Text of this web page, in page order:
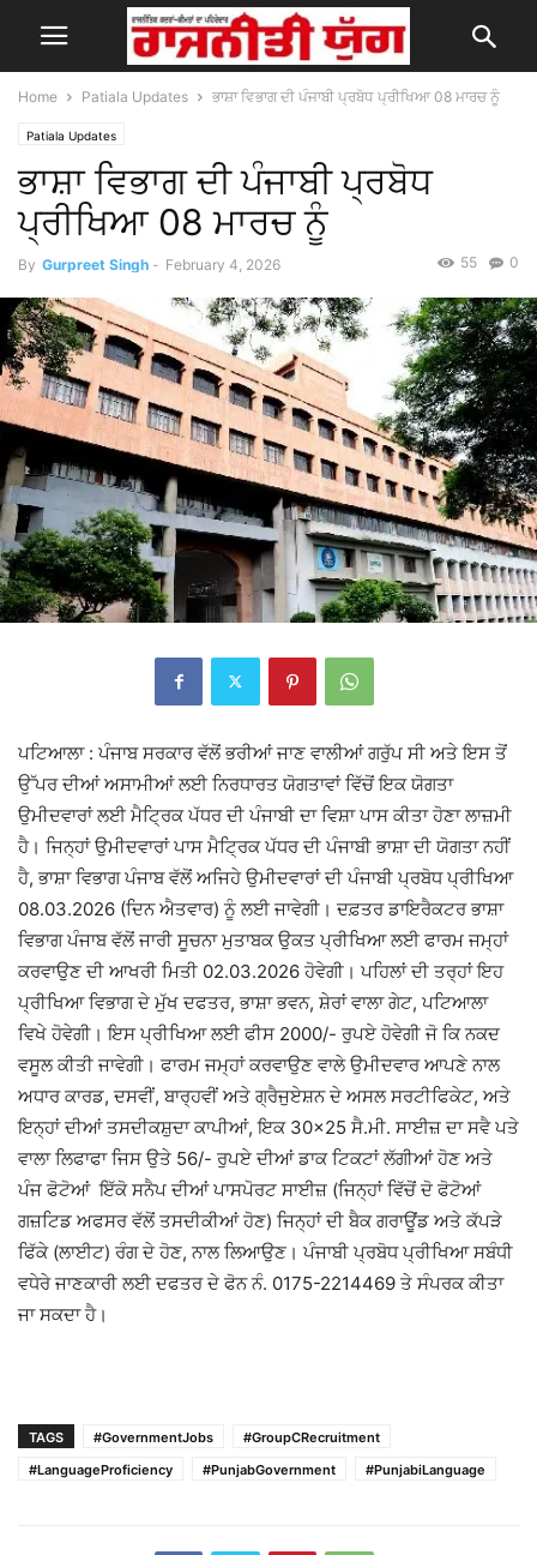
Home Patiala Updates ਭਾਸ਼ਾ ਵਿਭਾਗ ਦੀ ਪੰਜਾਬੀ ਪ੍ਰਬੋਧ ਪ੍ਰੀਖਿਆ 08 ਮਾਰਚ ਨੂੰ
Patiala Updates
ਭਾਸ਼ਾ ਵਿਭਾਗ ਦੀ ਪੰਜਾਬੀ ਪ੍ਰਬੋਧ
ਪ੍ਰੀਖਿਆ 08 ਮਾਰਚ ਨੂੰ
By Gurpreet Singh - February 4, 2026 0
55
ਪਟਿਆਲਾ : ਪੰਜਾਬ ਸਰਕਾਰ ਵੱਲੋਂ ਭਰੀਆਂ ਜਾਣ ਵਾਲੀਆਂ ਗਰੁੱਪ ਸੀ ਅਤੇ ਇਸ ਤੋਂ
ਉੱਪਰ ਦੀਆਂ ਅਸਾਮੀਆਂ ਲਈ ਨਿਰਧਾਰਤ ਯੋਗਤਾਵਾਂ ਵਿੱਚੋਂ ਇਕ ਯੋਗਤਾ
ਉਮੀਦਵਾਰਾਂ ਲਈ ਮੈਟ੍ਰਿਕ ਪੱਧਰ ਦੀ ਪੰਜਾਬੀ ਦਾ ਵਿਸ਼ਾ ਪਾਸ ਕੀਤਾ ਹੋਣਾ ਲਾਜ਼ਮੀ
ਹੈ। ਜਿਨ੍ਹਾਂ ਉਮੀਦਵਾਰਾਂ ਪਾਸ ਮੈਟ੍ਰਿਕ ਪੱਧਰ ਦੀ ਪੰਜਾਬੀ ਭਾਸ਼ਾ ਦੀ ਯੋਗਤਾ ਨਹੀਂ
ਹੈ, ਭਾਸ਼ਾ ਵਿਭਾਗ ਪੰਜਾਬ ਵੱਲੋਂ ਅਜਿਹੇ ਉਮੀਦਵਾਰਾਂ ਦੀ ਪੰਜਾਬੀ ਪ੍ਰਬੋਧ ਪ੍ਰੀਖਿਆ
08.03.2026 (ਦਿਨ ਐਤਵਾਰ) ਨੂੰ ਲਈ ਜਾਵੇਗੀ। ਦਫ਼ਤਰ ਡਾਇਰੈਕਟਰ ਭਾਸ਼ਾ
ਵਿਭਾਗ ਪੰਜਾਬ ਵੱਲੋਂ ਜਾਰੀ ਸੂਚਨਾ ਮੁਤਾਬਕ ਉਕਤ ਪ੍ਰੀਖਿਆ ਲਈ ਫਾਰਮ ਜਮ੍ਹਾਂ
ਕਰਵਾਉਣ ਦੀ ਆਖਰੀ ਮਿਤੀ 02.03.2026 ਹੋਵੇਗੀ। ਪਹਿਲਾਂ ਦੀ ਤਰ੍ਹਾਂ ਇਹ
ਪ੍ਰੀਖਿਆ ਵਿਭਾਗ ਦੇ ਮੁੱਖ ਦਫਤਰ, ਭਾਸ਼ਾ ਭਵਨ, ਸ਼ੇਰਾਂ ਵਾਲਾ ਗੇਟ, ਪਟਿਆਲਾ
ਵਿਖੇ ਹੋਵੇਗੀ। ਇਸ ਪ੍ਰੀਖਿਆ ਲਈ ਫੀਸ 2000/- ਰੁਪਏ ਹੋਵੇਗੀ ਜੋ ਕਿ ਨਕਦ
ਵਸੂਲ ਕੀਤੀ ਜਾਵੇਗੀ। ਫਾਰਮ ਜਮ੍ਹਾਂ ਕਰਵਾਉਣ ਵਾਲੇ ਉਮੀਦਵਾਰ ਆਪਣੇ ਨਾਲ
ਅਧਾਰ ਕਾਰਡ, ਦਸਵੀਂ, ਬਾਰ੍ਹਵੀਂ ਅਤੇ ਗ੍ਰੈਜੁਏਸ਼ਨ ਦੇ ਅਸਲ ਸਰਟੀਫਿਕੇਟ, ਅਤੇ
ਇਨ੍ਹਾਂ ਦੀਆਂ ਤਸਦੀਕਸ਼ੁਦਾ ਕਾਪੀਆਂ, ਇਕ 30×25 ਸੈ.ਮੀ. ਸਾਈਜ਼ ਦਾ ਸਵੈ ਪਤੇ
ਵਾਲਾ ਲਿਫਾਫਾ ਜਿਸ ਉਤੇ 56/- ਰੁਪਏ ਦੀਆਂ ਡਾਕ ਟਿਕਟਾਂ ਲੱਗੀਆਂ ਹੋਣ ਅਤੇ
ਪੰਜ ਫੋਟੋਆਂ ਇੱਕੋ ਸਨੈਪ ਦੀਆਂ ਪਾਸਪੋਰਟ ਸਾਈਜ਼ (ਜਿਨ੍ਹਾਂ ਵਿੱਚੋਂ ਦੋ ਫੋਟੋਆਂ
ਗਜ਼ਟਿਡ ਅਫਸਰ ਵੱਲੋਂ ਤਸਦੀਕੀਆਂ ਹੋਣ) ਜਿਨ੍ਹਾਂ ਦੀ ਬੈਕ ਗਰਾਊਂਡ ਅਤੇ ਕੱਪੜੇ
ਫਿੱਕੇ (ਲਾਈਟ) ਰੰਗ ਦੇ ਹੋਣ, ਨਾਲ ਲਿਆਉਣ। ਪੰਜਾਬੀ ਪ੍ਰਬੋਧ ਪ੍ਰੀਖਿਆ ਸਬੰਧੀ
ਵਧੇਰੇ ਜਾਣਕਾਰੀ ਲਈ ਦਫਤਰ ਦੇ ਫੋਨ ਨੰ. 0175-2214469 ਤੇ ਸੰਪਰਕ ਕੀਤਾ
ਜਾ ਸਕਦਾ ਹੈ।
TAGS #GovernmentJobs
#GroupCRecruitment
#LanguageProficiency
#PunjabGovernment #PunjabiLanguage